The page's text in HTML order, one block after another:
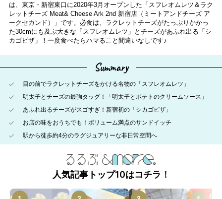
は、東京・新宿東口に2020年3月オープンした「スフレオムレツ＆ラク
レットチーズ Meat& Cheese Ark 2nd 新宿店（ミートアンドチーズ ア
ークセカンド）」です。必食は、ラクレットチーズがたっぷりかかっ
た30cmにも及ぶ大きな「スフレオムレツ」とチーズがあふれ出る「シ
カゴピザ」！一度食べたらハマること間違いなしです♪
Summary
目の前でラクレットチーズをかける名物の「スフレオムレツ」
明太子とチーズの最強タッグ！「明太子とポテトのクリームソース」
あふれ出るチーズがスゴすぎ！新宿初の「シカゴピザ」
お店の味をおうちでも！ボリューム満点のサンドイッチ
駅から徒歩約4分のラグジュアリーな非日常空間へ
人気記事トップ10はコチラ！